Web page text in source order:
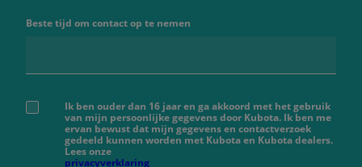
Beste tijd om contact op te nemen
Ik ben ouder dan 16 jaar en ga akkoord met het gebruik
van mijn persoonlijke gegevens door Kubota. Ik ben me
ervan bewust dat mijn gegevens en contactverzoek
gedeeld kunnen worden met Kubota en Kubota dealers.
Lees onze
privacyverklaring